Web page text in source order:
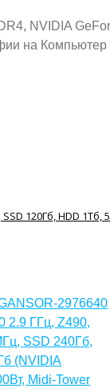
NVIDIA
на
2976640
2.9 ГГц, Z490,
SSD 240Гб,
(NVIDIA
Midi-Tower